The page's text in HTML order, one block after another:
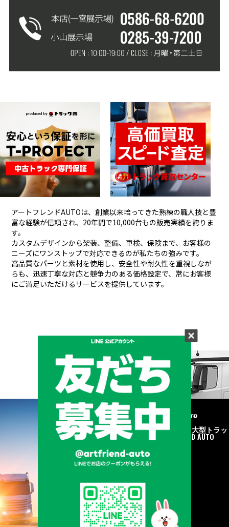
アートフレンドAUTOは、創業以来培ってきた熟練の職人技と豊
富な経験が信頼され、 20年間で10,000台もの販売実績を誇りま
す。
カスタムデザインから架装、整備、車検、保険まで、お客様の
ニーズにワンストップで対応できるのが私たちの強みです。
高品質なパーツと素材を使用し、安全性や耐久性を重視しなが
らも、 迅速丁寧な対応と競争力のある価格設定で、常にお客様
にご満足いただけるサービスを提供しています。
メーカーと形状から探す
BRAND & TYPE
©2020中古トラック・大型トラッ
ク販売はART FRIEND AUTO